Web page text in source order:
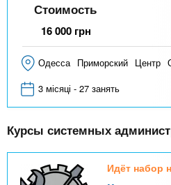
Стоимость
16 000 грн
Одесса Приморский Центр
3 місяці - 27 занять
Курсы системных
Идёт набор